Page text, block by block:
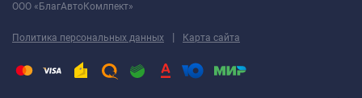
ООО «БлагАвтоКомлпект»
Политика персональных данных | Карта сайта